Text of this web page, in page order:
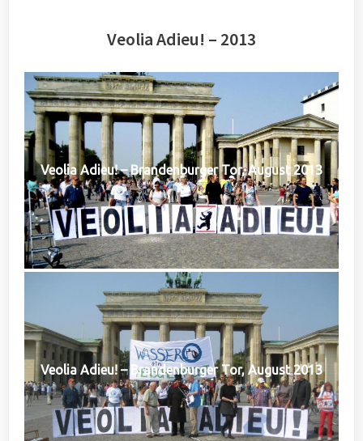
Veolia Adieu! – 2013
Veolia Adieu! – Brandenburger Tor, August 2013
Veolia Adieu! – Brandenburger Tor, August 2013